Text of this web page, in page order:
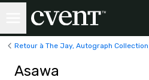
Retour à The Jay, Autograph Collection
Asawa